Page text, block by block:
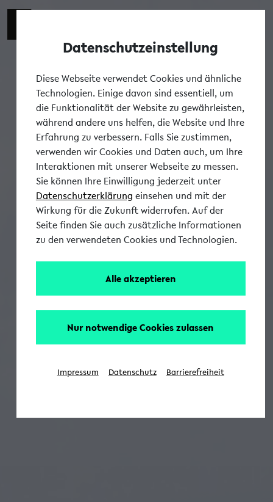
Datenschutzeinstellung
Diese Webseite verwendet Cookies und ähnliche
Technologien. Einige davon sind essentiell, um
die Funktionalität der Website zu gewährleisten,
während andere uns helfen, die Website und Ihre
Erfahrung zu verbessern. Falls Sie zustimmen,
verwenden wir Cookies und Daten auch, um Ihre
Interaktionen mit unserer Webseite zu messen.
Sie können Ihre Einwilligung jederzeit unter
Datenschutzerklärung einsehen und mit der
Wirkung für die Zukunft widerrufen. Auf der
Seite finden Sie auch zusätzliche Informationen
zu den verwendeten Cookies und Technologien.
Alle akzeptieren
Nur notwendige Cookies zulassen
Impressum Datenschutz Barrierefreiheit